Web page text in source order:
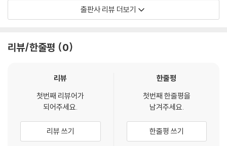
을 제공한다.
· 홈페이지에서 다양한 학습자료 제공
한다.
출판사 리뷰 더보기
리뷰/한줄평 0
리뷰
첫번째 리뷰어가
되어주세요.
리뷰 쓰기
한줄평
첫번째 한줄평을
남겨주세요.
한줄평 쓰기